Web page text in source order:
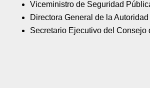
Viceministro de Seguridad
Directora General de la
Secretario Ejecutivo del Consejo